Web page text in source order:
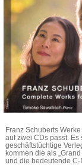
Franz Schuberts
auf zwei CDs passt.
geschäftstüchtige
kommen die als
und die bedeutende C-